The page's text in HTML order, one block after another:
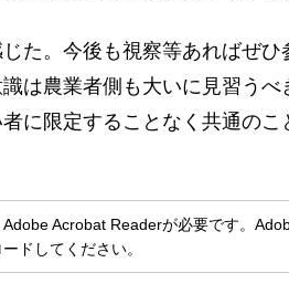
た。今後も視察等あればぜひ
は農業者側も大いに見習うべ
に限定することなく共通のこ
Acrobat Readerが必要です。
ドしてください。